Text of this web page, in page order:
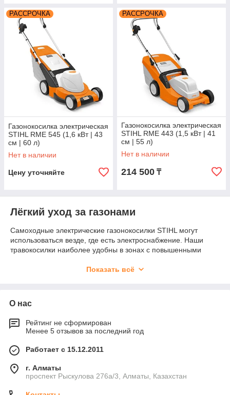
РАССРОЧКА
Газонокосилка электрическая
STIHL RME 545 (1,6 кВт | 43
см | 60 л)
Нет в наличии
Цену уточняйте
РАССРОЧКА
Газонокосилка электрическая
STIHL RME 443 (1,5 кВт | 41
см | 55 л)
Нет в наличии
214 500 ₸
Лёгкий уход за газонами
Самоходные электрические газонокосилки STIHL могут
использоваться везде, где есть электроснабжение. Наши
травокосилки наиболее удобны в зонах с повышенными
учреждений здравоохранения. Электрические косилки
производительность.
Плюсами электрогазонокосилок STIHL являются:
– простое управление;
– объемный травосборник для скошенной травы;
– низкий уровень шума;
– высокая надежность;
– приемлемая цена.
Показать всё
О нас
Рейтинг не сформирован
Менее 5 отзывов за последний год
Работает с 15.12.2011
г. Алматы
проспект Рыскулова 276а/3, Алматы, Казахстан